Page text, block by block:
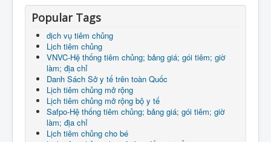
Popular Tags
dịch vụ tiêm chủng
Lịch tiêm chủng
VNVC-Hệ thống tiêm chủng; bảng giá; gói tiêm; giờ
làm; địa chỉ
Danh Sách Sở y tế trên toàn Quốc
Lịch tiêm chủng mở rộng
Lịch tiêm chủng mở rộng bộ y tế
Safpo-Hệ thống tiêm chủng; bảng giá; gói tiêm; giờ
làm; địa chỉ
Lịch tiêm chủng cho bé